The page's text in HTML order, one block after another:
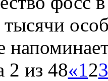
2 из 48«123